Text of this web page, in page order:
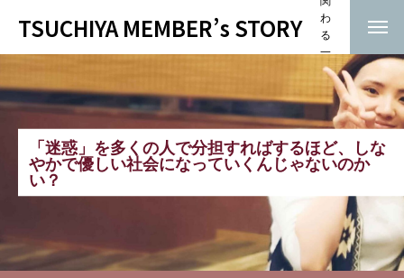
TSUCHIYA MEMBER’s STORY
わ
る
一
人
と
り
の
物
語
トップ
スタッフインタビュー
HOME 株式会社 土屋 スタッフインタビュー
「 迷惑 」 を多 く の人で分担すればするほど、 しな
やかで優 しい社会になってい く ん じ ゃないのか
い ？